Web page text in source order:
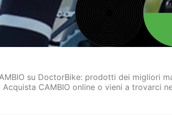
su DoctorBike: prodotti dei migliori
CAMBIO online o vieni a trovarci